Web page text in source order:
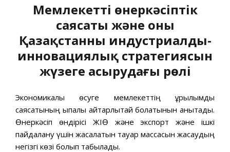
Мемлекеттің өнеркəсіптік
саясаты жəне оның
Қазақстанның индустриалды-
инновациялық стратегиясын
жүзеге асырудағы рөлі
Экономикалық өсуге мемлекеттің құрылымдық
саясатының ықпалы айтарлықтай болатынын анықтадық.
Өнеркəсіп өндірісі ЖІӨ жəне экспорт жəне ішкі
пайдалану үшін жасалатын тауар массасын жасаудың
негізгі көзі болып табылады.